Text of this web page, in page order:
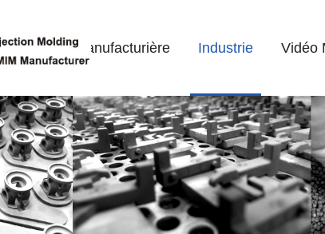
Industrie Manufacturière Industrie Vidéo